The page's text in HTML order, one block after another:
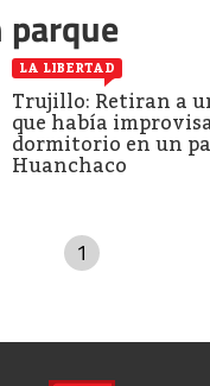
parque
LA LIBERTAD
Trujillo: Retiran a
que había
dormitorio en un
Huanchaco
1